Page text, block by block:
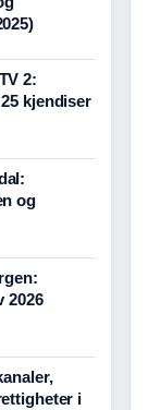
2:
kjendiser
og
2026
i